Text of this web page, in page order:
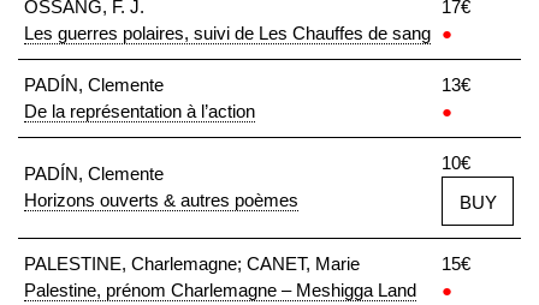
OSSANG, F. J.
Les guerres polaires, suivi de Les Chauffes de sang
17€
●
PADÍN, Clemente
De la représentation à l’action
13€
●
PADÍN, Clemente
Horizons ouverts & autres poèmes
10€
BUY
PALESTINE, Charlemagne; CANET, Marie
Palestine, prénom Charlemagne – Meshigga Land
15€
●